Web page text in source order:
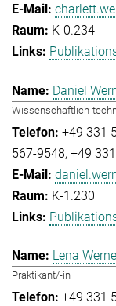
K-0.234
Daniel
Wissenschaftlich-
+49 331
567-9548 +49
K-1.230
Lena
Praktikant/-in
+49 331